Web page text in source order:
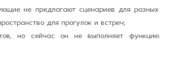
не предлагают сценариев для разных
для прогулок и встреч;
но сейчас он не выполняет функцию